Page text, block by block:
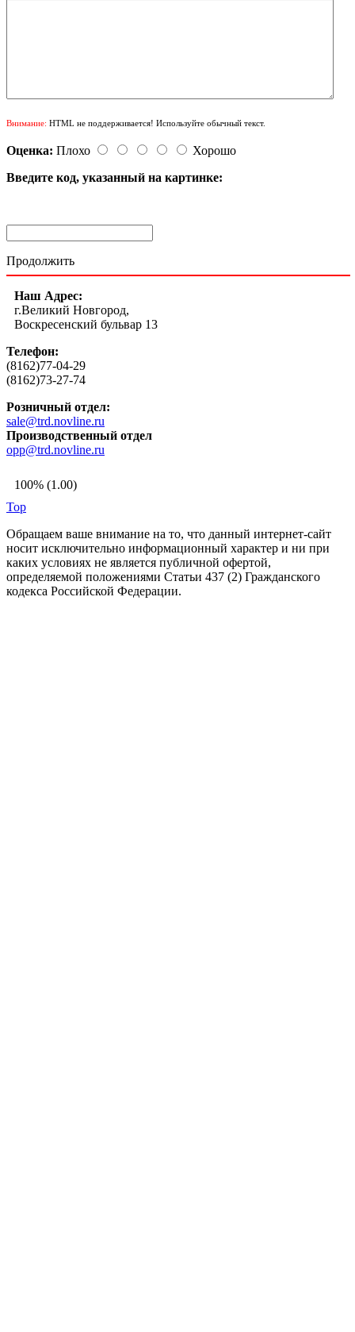
Внимание: HTML не поддерживается! Используйте обычный текст.
Оценка: Плохо
Хорошо
Введите код, указанный на картинке:
Продолжить
Наш Адрес:
г.Великий Новгород,
Воскресенский бульвар 13
Телефон:
(8162)77-04-29
(8162)73-27-74
Розничный отдел:
sale@trd.novline.ru
Производственный отдел
opp@trd.novline.ru
100% (1.00)
Top
Обращаем ваше внимание на то, что данный интернет-сайт
носит исключительно информационный характер и ни при
каких условиях не является публичной офертой,
определяемой положениями Статьи 437 (2) Гражданского
кодекса Российской Федерации.